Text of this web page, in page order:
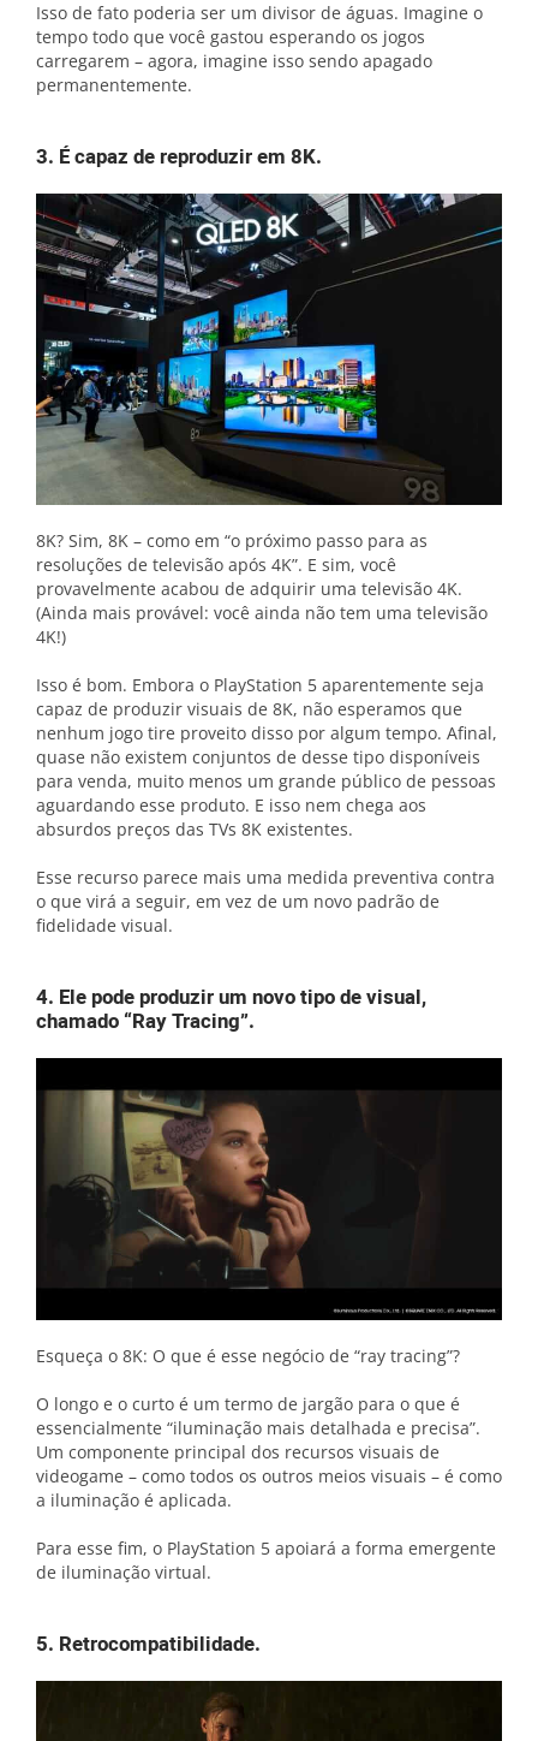
Isso de fato poderia ser um divisor de águas. Imagine o
tempo todo que você gastou esperando os jogos
carregarem – agora, imagine isso sendo apagado
permanentemente.
3. É capaz de reproduzir em 8K.
8K? Sim, 8K – como em “o próximo passo para as
resoluções de televisão após 4K”. E sim, você
provavelmente acabou de adquirir uma televisão 4K.
(Ainda mais provável: você ainda não tem uma televisão
4K!)
Isso é bom. Embora o PlayStation 5 aparentemente seja
capaz de produzir visuais de 8K, não esperamos que
nenhum jogo tire proveito disso por algum tempo. Afinal,
quase não existem conjuntos de desse tipo disponíveis
para venda, muito menos um grande público de pessoas
aguardando esse produto. E isso nem chega aos
absurdos preços das TVs 8K existentes.
Esse recurso parece mais uma medida preventiva contra
o que virá a seguir, em vez de um novo padrão de
fidelidade visual.
4. Ele pode produzir um novo tipo de visual,
chamado “Ray Tracing”.
Esqueça o 8K: O que é esse negócio de “ray tracing”?
O longo e o curto é um termo de jargão para o que é
essencialmente “iluminação mais detalhada e precisa”.
Um componente principal dos recursos visuais de
videogame – como todos os outros meios visuais – é como
a iluminação é aplicada.
Para esse fim, o PlayStation 5 apoiará a forma emergente
de iluminação virtual.
5. Retrocompatibilidade.